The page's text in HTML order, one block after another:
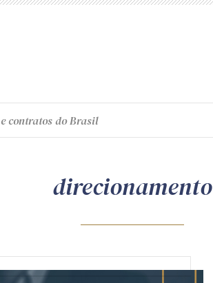
contratos do Brasil
direcionamento